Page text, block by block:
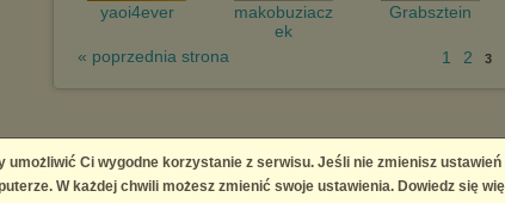
yaoi4ever
makobuziacz
ek
Grabsztein
« poprzednia strona 1 2 3
Ci wygodne korzystanie z serwisu. Jeśli nie zmienisz
W każdej chwili możesz zmienić swoje ustawienia. Dowiedz się